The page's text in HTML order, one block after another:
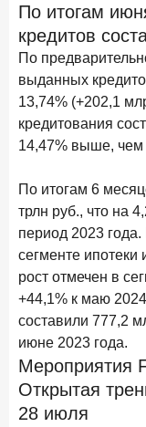
Я согласен с
Куда уходят
6 марта 2026 года
составил 748,4
25 февраля 2026 года
Ипотека. Итоги
в январе 2026
18 февраля 2026 года
Не по цене, а по
подписки в 2025
17 февраля 2026 года
Бизнес на
место
По итогам
кредитов
По
выданных
13,74% (+202,1
кредитования
14,47% выше, чем
По итогам 6
трлн руб., что на
период 2023
сегменте
рост отмечен в
+44,1% к маю
составили 777,2
июне 2023 года.
Мероприятия
Открытая
28 июля